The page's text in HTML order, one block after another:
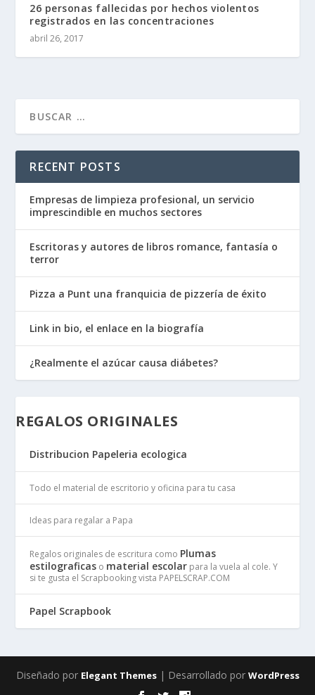
26 personas fallecidas por hechos violentos
registrados en las concentraciones
abril 26, 2017
RECENT POSTS
Empresas de limpieza profesional, un servicio
imprescindible en muchos sectores
Escritoras y autores de libros romance, fantasía o
terror
Pizza a Punt una franquicia de pizzería de éxito
Link in bio, el enlace en la biografía
¿Realmente el azúcar causa diábetes?
REGALOS ORIGINALES
Distribucion Papeleria ecologica
Todo el material de escritorio y oficina para tu casa
Ideas para regalar a Papa
Regalos originales de escritura como Plumas
estilograficas o material escolar para la vuela al cole. Y
si te gusta el Scrapbooking vista PAPELSCRAP.COM
Papel Scrapbook
Diseñado por Elegant Themes| Desarrollado por WordPress